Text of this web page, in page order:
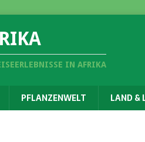
IN AFRIKA
PFLANZENWELT LAND &